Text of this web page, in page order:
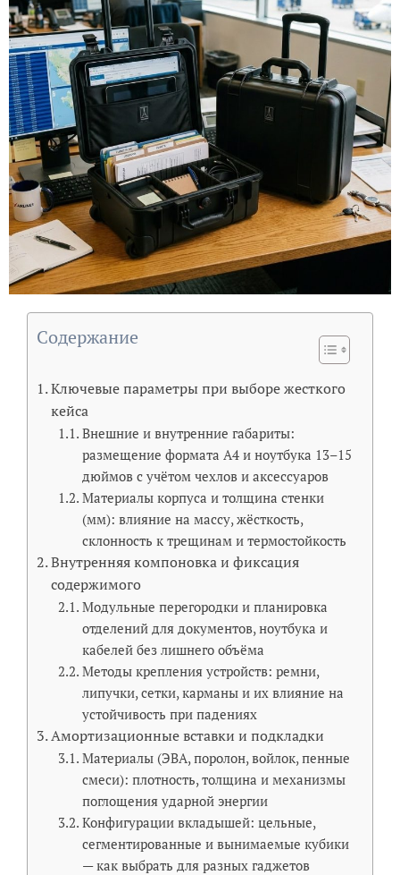
Содержание
Ключевые параметры при выборе жесткого
кейса
Внешние и внутренние габариты:
размещение формата A4 и ноутбука 13–15
дюймов с учётом чехлов и аксессуаров
Материалы корпуса и толщина стенки
(мм): влияние на массу, жёсткость,
склонность к трещинам и термостойкость
Внутренняя компоновка и фиксация
содержимого
Модульные перегородки и планировка
отделений для документов, ноутбука и
кабелей без лишнего объёма
Методы крепления устройств: ремни,
липучки, сетки, карманы и их влияние на
устойчивость при падениях
Амортизационные вставки и подкладки
Материалы (ЭВА, поролон, войлок, пенные
смеси): плотность, толщина и механизмы
поглощения ударной энергии
Конфигурации вкладышей: цельные,
сегментированные и вынимаемые кубики
— как выбрать для разных гаджетов